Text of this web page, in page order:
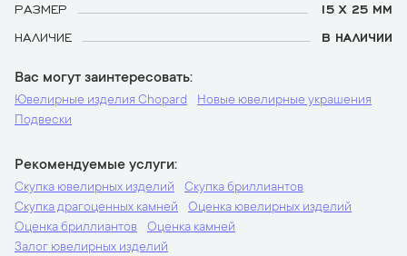
РАЗМЕР
15 Х 25 ММ
НАЛИЧИЕ
В НАЛИЧИИ
Вас могут заинтересовать
Ювелирные изделия Chopard
Новые ювелирные украшения
Подвески
Рекомендуемые услуги
Скупка ювелирных изделий
Скупка бриллиантов
Скупка драгоценных камней
Оценка ювелирных изделий
Оценка бриллиантов
Оценка камней
Залог ювелирных изделий